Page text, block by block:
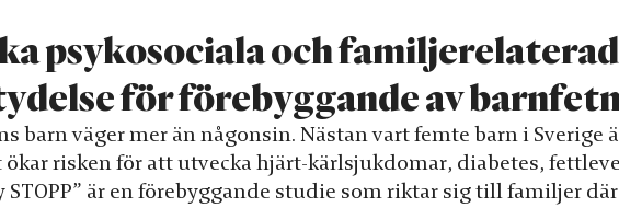
psykosociala och
för förebyggande av
barn väger mer än någonsin. Nästan vart femte barn i
risken för att utvecka hjärt-kärlsjukdomar, diabetes,
STOPP” är en förebyggande studie som riktar sig till familjer